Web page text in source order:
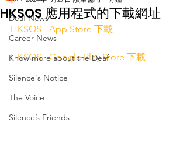
Deaf News
Career News
Know more about the Deaf
Silence's Notice
The Voice
Silence’s Friends
HKSOS 應用程式的下載網址
HKSOS - App Store 下載
HKSOS - Google Play Store 下載